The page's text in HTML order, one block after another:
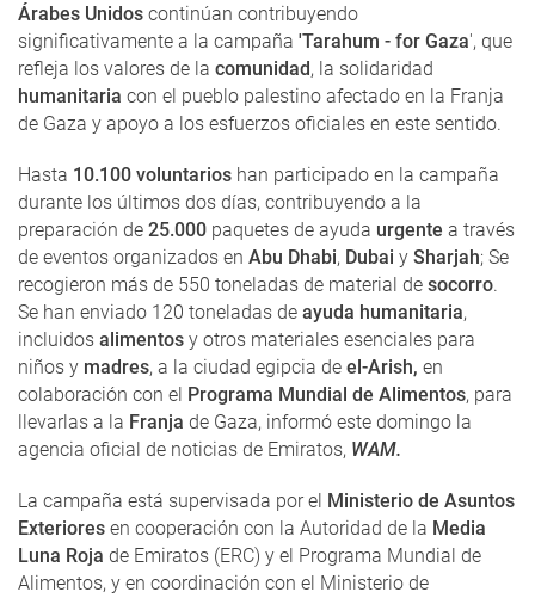
Árabes Unidos continúan contribuyendo
significativamente a la campaña 'Tarahum - for Gaza', que
refleja los valores de la comunidad, la solidaridad
humanitaria con el pueblo palestino afectado en la Franja
de Gaza y apoyo a los esfuerzos oficiales en este sentido.
Hasta 10.100 voluntarios han participado en la campaña
durante los últimos dos días, contribuyendo a la
preparación de 25.000 paquetes de ayuda urgente a través
de eventos organizados en Abu Dhabi, Dubai y Sharjah; Se
recogieron más de 550 toneladas de material de socorro.
Se han enviado 120 toneladas de ayuda humanitaria,
incluidos alimentos y otros materiales esenciales para
niños y madres, a la ciudad egipcia de el-Arish, en
colaboración con el Programa Mundial de Alimentos, para
llevarlas a la Franja de Gaza, informó este domingo la
agencia oficial de noticias de Emiratos, WAM.
La campaña está supervisada por el Ministerio de Asuntos
Exteriores en cooperación con la Autoridad de la Media
Luna Roja de Emiratos (ERC) y el Programa Mundial de
Alimentos, y en coordinación con el Ministerio de